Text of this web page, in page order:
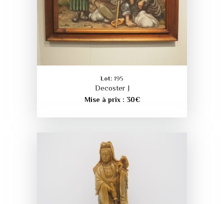
Lot: 195
Decoster J
Mise à prix : 30€